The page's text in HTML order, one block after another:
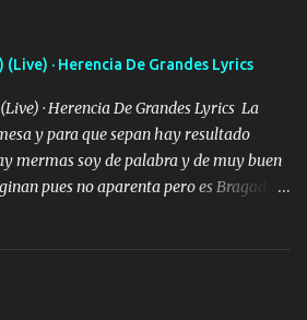
dejé el dinero estaba escaso Mi
nunca les faltará nada mis dos hijos y
Me rodearon y la puerta me
me llevaron me achacaba cargos
gritaba a donde tienes el clavo Yo me
que no falten mi dios es grande
Pa el equipo aquí le mando un abrazo
· Herencia De Grandes Lyrics
· Herencia De Grandes Lyrics La
y para que sepan hay resultado
mermas soy de palabra y de muy buen
pues no aparenta pero es Bragado a
es un gran regalo Siempre me van a
ai ta el aparato con cargador extendido